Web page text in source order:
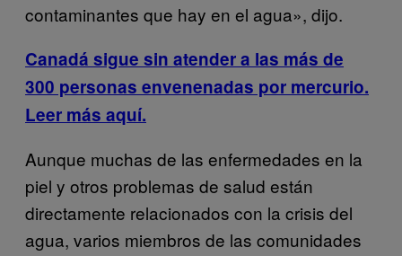
contaminantes que hay en el agua», dijo.
Canadá sigue sin atender a las más de
300 personas envenenadas por mercurio.
Leer más aquí.
Aunque muchas de las enfermedades en la
piel y otros problemas de salud están
directamente relacionados con la crisis del
agua, varios miembros de las comunidades